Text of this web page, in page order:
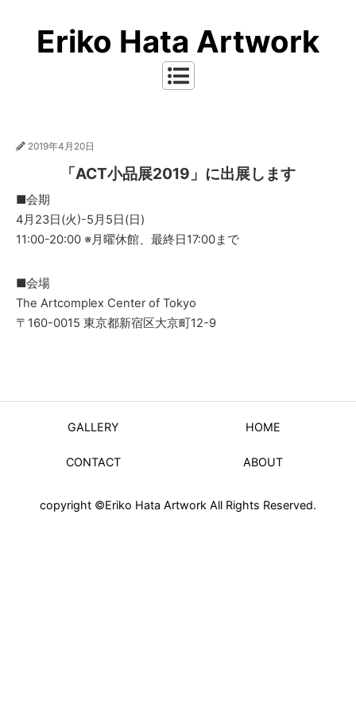
Eriko Hata Artwork
2019年4月20日
「ACT小品展2019」に出展します
■会期
4月23日(火)-5月5日(日)
11:00-20:00 ※月曜休館、最終日17:00まで
■会場
The Artcomplex Center of Tokyo
〒160-0015 東京都新宿区大京町12-9
HOME
GALLERY
ABOUT
CONTACT
copyright ©Eriko Hata Artwork All Rights Reserved.